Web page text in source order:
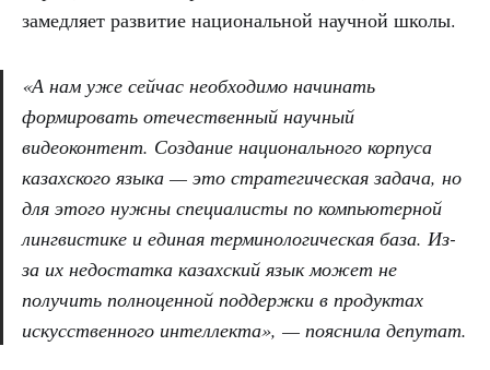
замедляет развитие национальной научной школы.
«А нам уже сейчас необходимо начинать
формировать отечественный научный
видеоконтент. Создание национального корпуса
казахского языка — это стратегическая задача, но
для этого нужны специалисты по компьютерной
лингвистике и единая терминологическая база. Из-
за их недостатка казахский язык может не
получить полноценной поддержки в продуктах
искусственного интеллекта», — пояснила депутат.